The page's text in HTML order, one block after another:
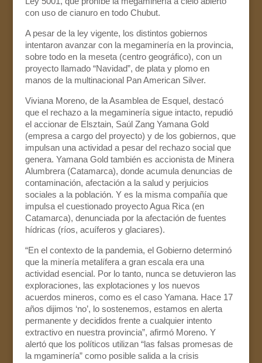
con uso de cianuro en todo Chubut.
A pesar de la ley vigente, los distintos gobiernos
intentaron avanzar con la megaminería en la provincia,
sobre todo en la meseta (centro geográfico), con un
proyecto llamado “Navidad”, de plata y plomo en
manos de la multinacional Pan American Silver.
Viviana Moreno, de la Asamblea de Esquel, destacó
que el rechazo a la megaminería sigue intacto, repudió
el accionar de Elsztain, Saúl Zang Yamana Gold
(empresa a cargo del proyecto) y de los gobiernos, que
impulsan una actividad a pesar del rechazo social que
genera. Yamana Gold también es accionista de Minera
Alumbrera (Catamarca), donde acumula denuncias de
contaminación, afectación a la salud y perjuicios
sociales a la población. Y es la misma compañía que
impulsa el cuestionado proyecto Agua Rica (en
Catamarca), denunciada por la afectación de fuentes
hídricas (ríos, acuíferos y glaciares).
“En el contexto de la pandemia, el Gobierno determinó
que la minería metalífera a gran escala era una
actividad esencial. Por lo tanto, nunca se detuvieron las
exploraciones, las explotaciones y los nuevos
acuerdos mineros, como es el caso Yamana. Hace 17
años dijimos ‘no’, lo sostenemos, estamos en alerta
permanente y decididos frente a cualquier intento
extractivo en nuestra provincia”, afirmó Moreno. Y
alertó que los políticos utilizan “las falsas promesas de
la mgaminería” como posible salida a la crisis